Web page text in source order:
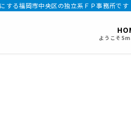
る福岡市中央区の独立系ＦＰ事務所です
ようこそ